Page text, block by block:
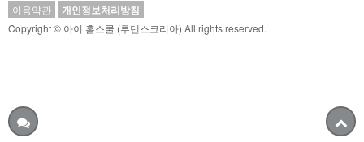
이용약관
개인정보처리방침
Copyright © 아이 홈스쿨 (루덴스코리아) All rights reserved.